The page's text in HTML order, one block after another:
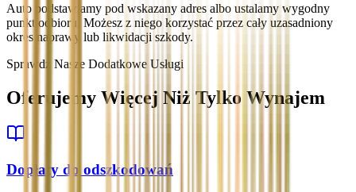
Auto podstawiamy pod wskazany adres albo ustalamy wygodny
punkt odbioru. Możesz z niego korzystać przez cały uzasadniony
okres naprawy lub likwidacji szkody.
Sprawdź Nasze Dodatkowe Usługi
Oferujemy Więcej Niż Tylko Wynajem
Dopłaty do odszkodowań